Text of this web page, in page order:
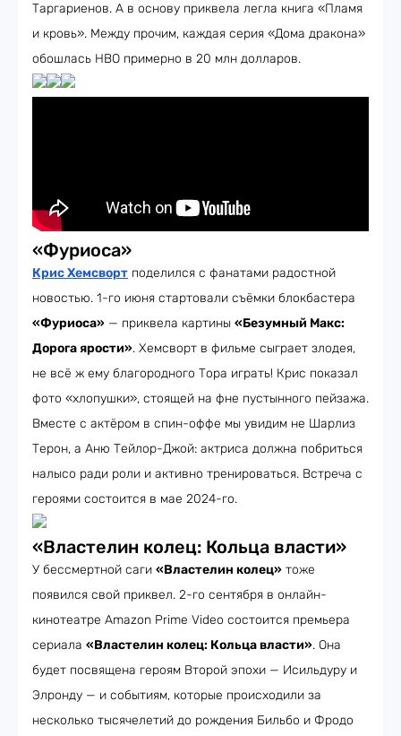
Таргариенов. А в основу приквела легла книга «Пламя
и кровь». Между прочим, каждая серия «Дома дракона»
обошлась HBO примерно в 20 млн долларов.
«Фуриоса»
Крис Хемсворт поделился с фанатами радостной
новостью. 1-го июня стартовали съёмки блокбастера
«Фуриоса» — приквела картины «Безумный Макс:
Дорога ярости». Хемсворт в фильме сыграет злодея,
не всё ж ему благородного Тора играть! Крис показал
фото «хлопушки», стоящей на фне пустынного пейзажа.
Вместе с актёром в спин-оффе мы увидим не Шарлиз
Терон, а Аню Тейлор-Джой: актриса должна побриться
налысо ради роли и активно тренироваться. Встреча с
героями состоится в мае 2024-го.
«Властелин колец: Кольца власти»
У бессмертной саги «Властелин колец» тоже
появился свой приквел. 2-го сентября в онлайн-
кинотеатре Amazon Prime Video состоится премьера
сериала «Властелин колец: Кольца власти». Она
будет посвящена героям Второй эпохи — Исильдуру и
Элронду — и событиям, которые происходили за
несколько тысячелетий до рождения Бильбо и Фродо